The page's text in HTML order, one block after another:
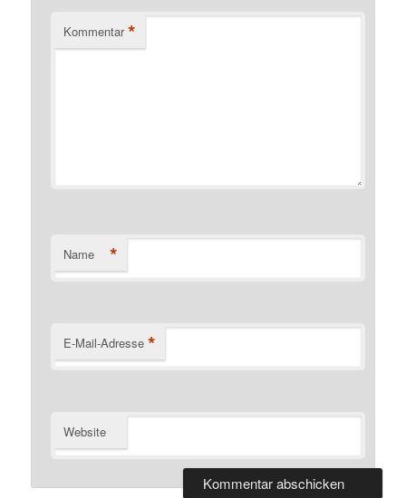
Kommentar *
Name *
E-Mail-Adresse *
Website